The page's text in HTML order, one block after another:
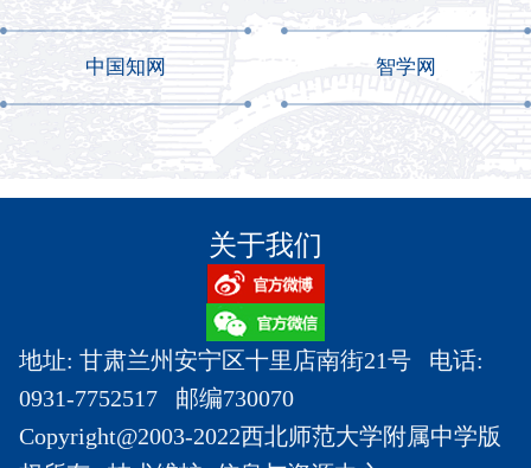
中国知网 智学网
关于我们
地址: 甘肃兰州安宁区十里店南街21号 电话:
0931-7752517 邮编730070
Copyright@2003-2022西北师范大学附属中学版